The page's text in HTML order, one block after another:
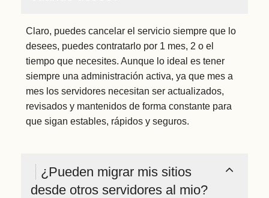
Claro, puedes cancelar el servicio siempre que lo
desees, puedes contratarlo por 1 mes, 2 o el
tiempo que necesites. Aunque lo ideal es tener
siempre una administración activa, ya que mes a
mes los servidores necesitan ser actualizados,
revisados y mantenidos de forma constante para
que sigan estables, rápidos y seguros.
¿Pueden migrar mis sitios
desde otros servidores al mio?